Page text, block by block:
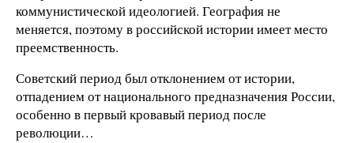
коммунистической идеологией. География не
меняется, поэтому в российской истории имеет место
преемственность.
Советский период был отклонением от истории,
отпадением от национального предназначения России,
особенно в первый кровавый период после
революции…